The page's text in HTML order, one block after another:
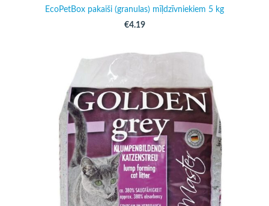
EcoPetBox pakaiši (granulas) mīļdzīvniekiem 5 kg
€4.19